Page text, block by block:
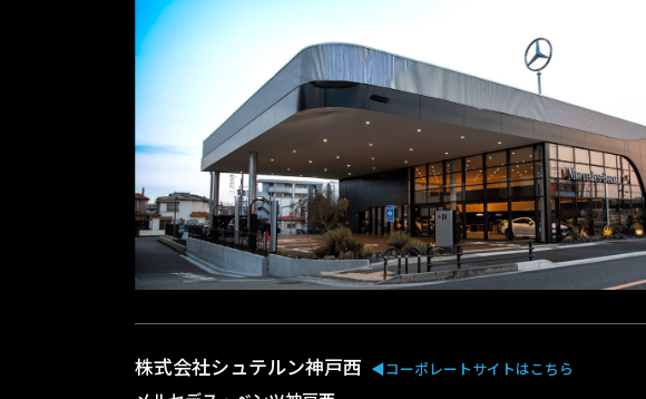
株式会社シュテルン神戸西 ◀︎コーポレートサイトはこちら